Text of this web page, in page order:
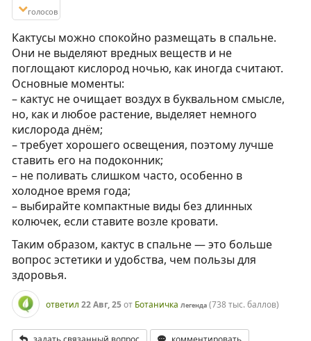
голосов
Кактусы можно спокойно размещать в спальне.
Они не выделяют вредных веществ и не
поглощают кислород ночью, как иногда считают.
Основные моменты:
– кактус не очищает воздух в буквальном смысле,
но, как и любое растение, выделяет немного
кислорода днём;
– требует хорошего освещения, поэтому лучше
ставить его на подоконник;
– не поливать слишком часто, особенно в
холодное время года;
– выбирайте компактные виды без длинных
колючек, если ставите возле кровати.
Таким образом, кактус в спальне — это больше
вопрос эстетики и удобства, чем пользы для
здоровья.
ответил 22 Авг, 25от Ботаничка Легенда (738 тыс.баллов)